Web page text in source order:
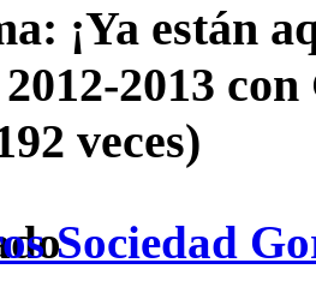
¡Ya están
2013
veces)
Sociedad